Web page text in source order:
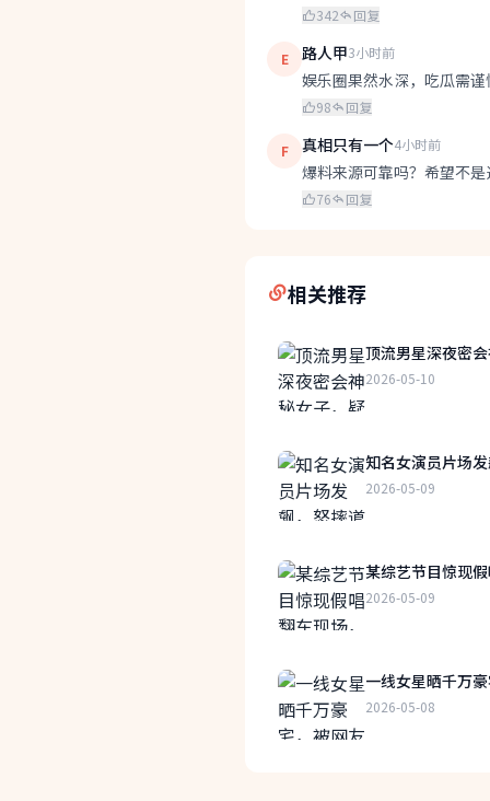
342 回复
E 路人甲3小时前
娱乐圈果然水深，吃瓜需谨
98 回复
F 真相只有一个4小时前
爆料来源可靠吗？希望不是
76 回复
相关推荐
顶流男星深夜密
2026-05-10
知名女演员片场
2026-05-09
某综艺节目惊现
2026-05-09
一线女星晒千万
2026-05-08